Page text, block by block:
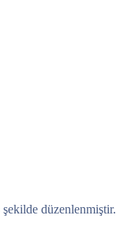
düzenlenmiştir.